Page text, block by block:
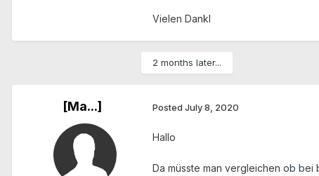
Vielen Dankl
2 months later...
[Ma...] Posted July 8, 2020
Hallo
Da müsste man vergleichen ob